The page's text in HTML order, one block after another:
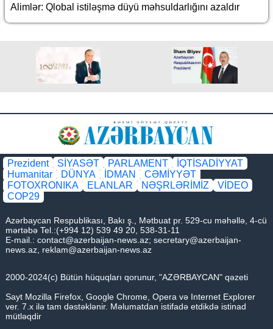
Alimlər: Qlobal istiləşmə düyü məhsuldarlığını azaldır
Prezident SİYASƏT PARLAMENT
İQTİSADİYYAT
Humanitar
DÜNYA İDMAN
CƏMİYYƏT
FOTOXRONIKA
ELANLAR NƏŞRLƏRİMİZ
VİDEO
COP29
Azərbaycan Respublikası, Bakı ş., Mətbuat pr. 529-cu məhəllə, 4-cü
mərtəbə Tel.:(+994 12) 539 49 20, 538-31-11
E-mail.: contact@azerbaijan-news.az; secretary@azerbaijan-
news.az reklam@azerbaijan-news.az
2000-2024(c) Bütün hüquqları qorunur, "AZƏRBAYCAN" qəzeti
Sayt Mozilla Firefox, Google Chrome, Opera və Internet Explorer
ver. 7.x ilə tam dəstəklənir. Məlumatdan istifadə etdikdə istinad
mütləqdir